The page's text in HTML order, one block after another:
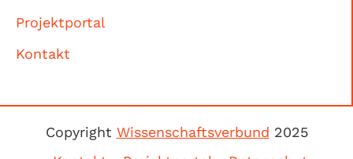
Projektportal
Kontakt
Copyright Wissenschaftsverbund 2025